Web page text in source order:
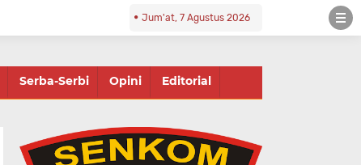
Jum'at, 7 Agustus 2026
Serba-Serbi Opini Editorial